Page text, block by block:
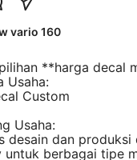
vario 160
**harga decal
Usaha:
Custom
Usaha:
desain dan
untuk berbagai tipe